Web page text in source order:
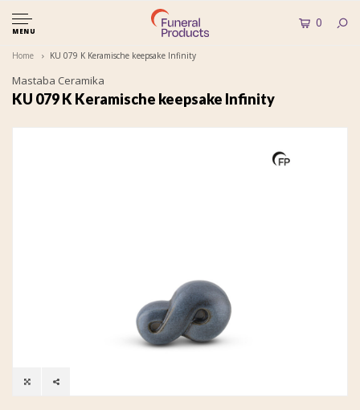
MENU
0
Home KU 079 K Keramische keepsake Infinity
Mastaba Ceramika
KU 079 K Keramische keepsake Infinity